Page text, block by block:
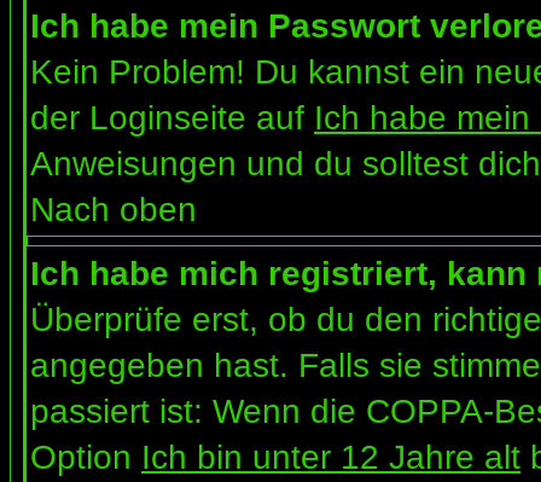
Ich habe mein Passwort
Kein Problem! Du kannst ein
der Loginseite auf Ich habe
Anweisungen und du solltest
Nach oben
Ich habe mich registriert,
Überprüfe erst, ob du den
angegeben hast. Falls sie
passiert ist: Wenn die COPPA-
Option Ich bin unter 12 Jahre alt